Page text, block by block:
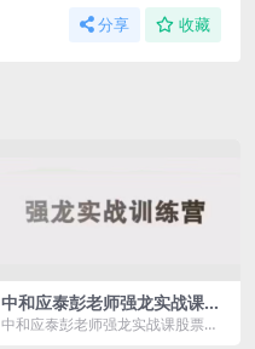
分享 收藏
中和应泰彭老师强龙实战课股
票交易课程+强龙班强龙技术
中和应泰彭老师强龙实战课股票交